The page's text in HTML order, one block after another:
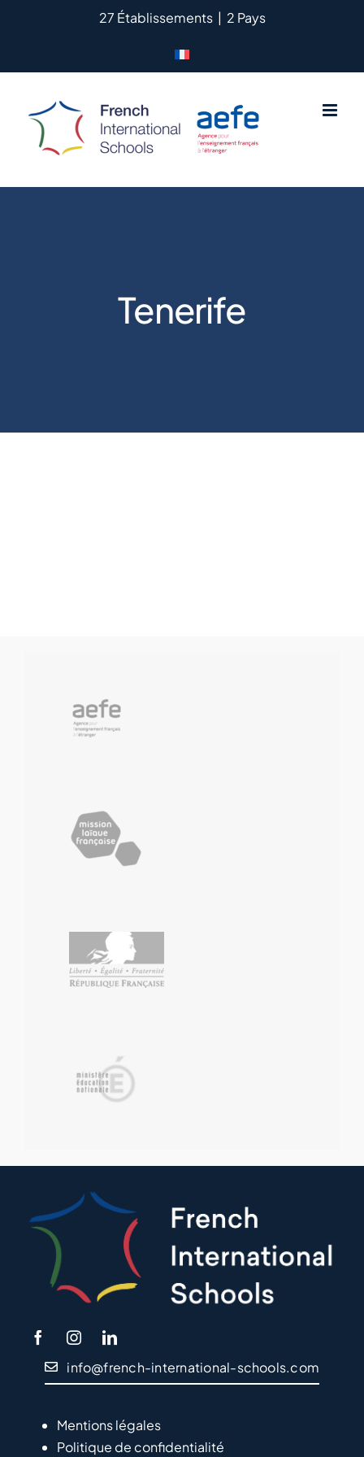
27 Établissements | 2 Pays
Tenerife
info@french-international-schools.com
Mentions légales
Politique de confidentialité